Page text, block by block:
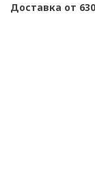
Доставка от